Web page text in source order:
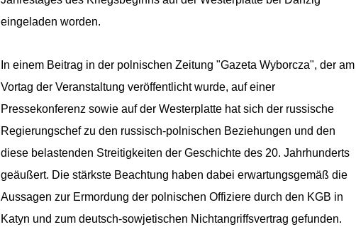
eingeladen worden.
In einem Beitrag in der polnischen Zeitung "Gazeta Wyborcza", der am
Vortag der Veranstaltung veröffentlicht wurde, auf einer
Pressekonferenz sowie auf der Westerplatte hat sich der russische
Regierungschef zu den russisch-polnischen Beziehungen und den
diese belastenden Streitigkeiten der Geschichte des 20. Jahrhunderts
geäußert. Die stärkste Beachtung haben dabei erwartungsgemäß die
Aussagen zur Ermordung der polnischen Offiziere durch den KGB in
Katyn und zum deutsch-sowjetischen Nichtangriffsvertrag gefunden.